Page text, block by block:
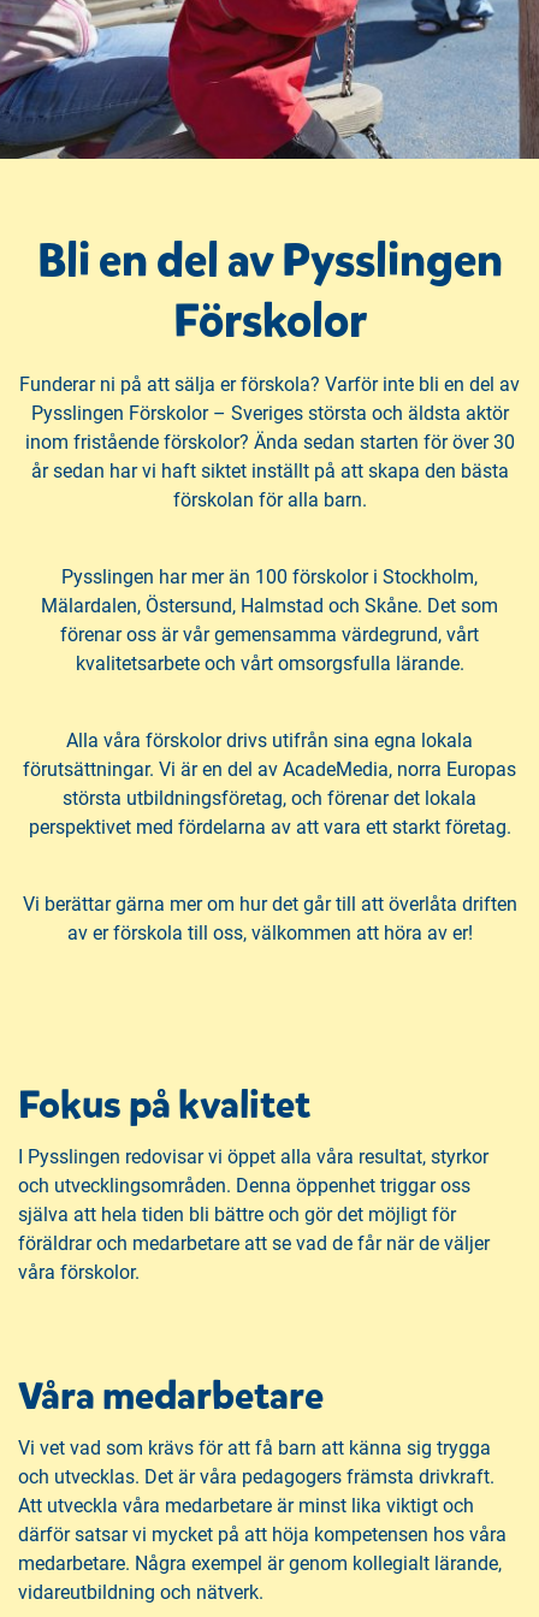
n
n
e
h
l
i
d
f
o
Bli en del av Pysslingen
Förskolor
Funderar ni på att sälja er förskola? Varför inte bli en del av
Pysslingen Förskolor – Sveriges största och äldsta aktör
inom fristående förskolor? Ända sedan starten för över 30
år sedan har vi haft siktet inställt på att skapa den bästa
förskolan för alla barn.
Pysslingen har mer än 100 förskolor i Stockholm,
Mälardalen, Östersund, Halmstad och Skåne. Det som
förenar oss är vår gemensamma värdegrund, vårt
kvalitetsarbete och vårt omsorgsfulla lärande.
Alla våra förskolor drivs utifrån sina egna lokala
förutsättningar. Vi är en del av AcadeMedia, norra Europas
största utbildningsföretag, och förenar det lokala
perspektivet med fördelarna av att vara ett starkt företag.
Vi berättar gärna mer om hur det går till att överlåta driften
av er förskola till oss, välkommen att höra av er!
Fokus på kvalitet
I Pysslingen redovisar vi öppet alla våra resultat, styrkor
och utvecklingsområden. Denna öppenhet triggar oss
själva att hela tiden bli bättre och gör det möjligt för
föräldrar och medarbetare att se vad de får när de väljer
våra förskolor.
Våra medarbetare
Vi vet vad som krävs för att få barn att känna sig trygga
och utvecklas. Det är våra pedagogers främsta drivkraft.
Att utveckla våra medarbetare är minst lika viktigt och
därför satsar vi mycket på att höja kompetensen hos våra
medarbetare. Några exempel är genom kollegialt lärande,
vidareutbildning och nätverk.